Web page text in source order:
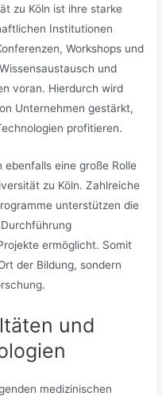
zu Köln ist ihre starke
Institutionen
Workshops und
und
voran. Hierdurch wird
Unternehmen gestärkt,
profitieren.
eine große Rolle
zu Köln. Zahlreiche
unterstützen die
ermöglicht. Somit
der Bildung, sondern
und
medizinischen